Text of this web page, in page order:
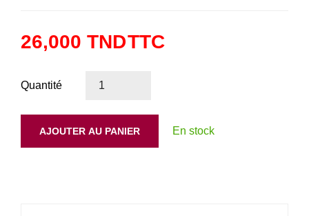
26,000 TNDTTC
Quantité
AJOUTER AU PANIER En stock